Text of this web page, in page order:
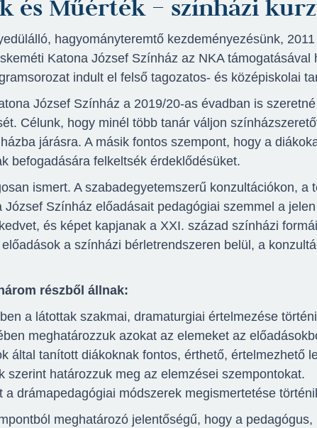
és Műérték – színházi
hagyományteremtő kezdeményezésünk,
Katona József Színház az NKA támogatásával
indult el felső tagozatos- és középiskolai
József Színház a 2019/20-as évadban is
Célunk, hogy minél több tanár váljon
járásra. A másik fontos szempont, hogy a
befogadására felkeltsék érdeklődésüket.
ismert. A szabadegyetemszerű konzultációkon, a
József Színház előadásait pedagógiai szemmel a
és képet kapjanak a XXI. század színházi
a színházi bérletrendszeren belül, a
részből állnak:
a látottak szakmai, dramaturgiai értelmezése
meghatározzuk azokat az elemeket az
által tanított diákoknak fontos, érthető, értelmezhető
szerint határozzuk meg az elemzései szempontokat.
a drámapedagógiai módszerek megismertetése
meghatározó jelentőségű, hogy a